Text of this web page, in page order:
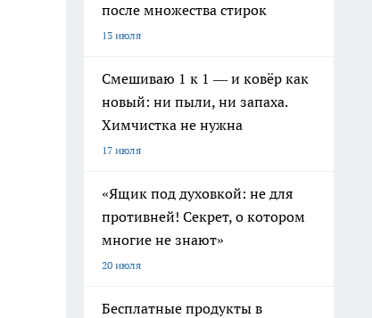
после множества стирок
13 июля
Смешиваю 1 к 1 — и ковёр как
новый: ни пыли, ни запаха.
Химчистка не нужна
17 июля
«Ящик под духовкой: не для
противней! Секрет, о котором
многие не знают»
20 июля
Бесплатные продукты в